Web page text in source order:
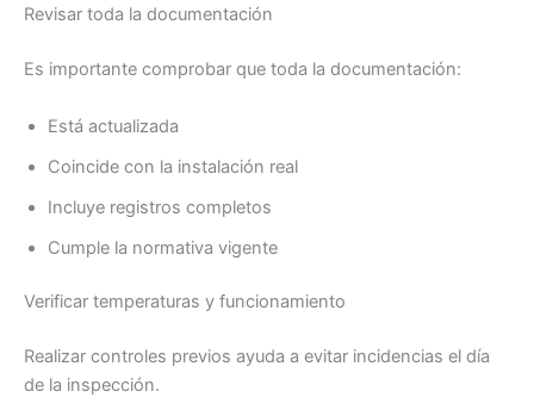
Revisar toda la documentación
Es importante comprobar que toda la documentación:
Está actualizada
Coincide con la instalación real
Incluye registros completos
Cumple la normativa vigente
Verificar temperaturas y funcionamiento
Realizar controles previos ayuda a evitar incidencias el día
de la inspección.